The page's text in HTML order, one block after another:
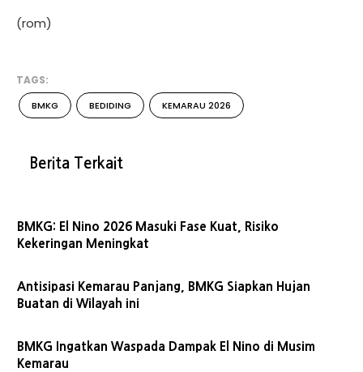
(rom)
TAGS:
BMKG BEDIDING KEMARAU 2026
Berita Terkait
BMKG: El Nino 2026 Masuki Fase Kuat, Risiko
Kekeringan Meningkat
Antisipasi Kemarau Panjang, BMKG Siapkan Hujan
Buatan di Wilayah ini
BMKG Ingatkan Waspada Dampak El Nino di Musim
Kemarau